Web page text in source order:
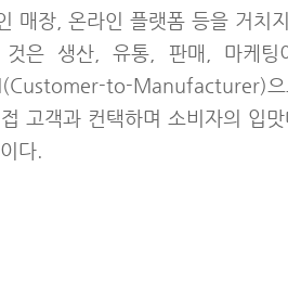
매장, 온라인 플랫폼 등을 거치
것은 생산, 유통, 판매, 마케팅
to-Manufacturer)으
고객과 컨택하며 소비자의 입
다.